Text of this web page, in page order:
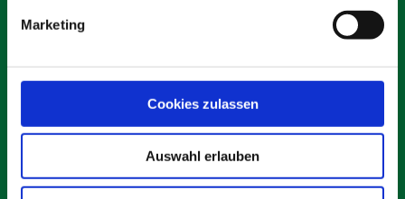
Marketing
Cookies zulassen
Auswahl erlauben
Kontakt
Cookies